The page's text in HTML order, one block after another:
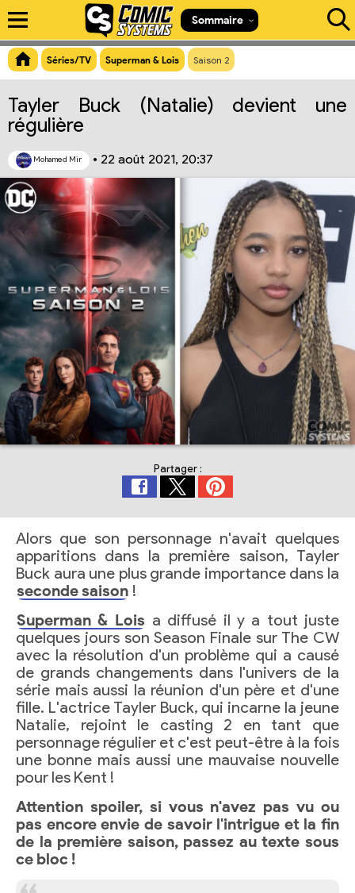
Sommaire
Séries/TV Superman & Lois Saison 2
Tayler Buck (Natalie) devient une
régulière
Mohamed Mir • 22 août 2021, 20:37
Partager :
Alors que son personnage n'avait quelques
apparitions dans la première saison, Tayler
Buck aura une plus grande importance dans la
seconde saison !
Superman & Lois a diffusé il y a tout juste
quelques jours son Season Finale sur The CW
avec la résolution d'un problème qui a causé
de grands changements dans l'univers de la
série mais aussi la réunion d'un père et d'une
fille. L'actrice Tayler Buck, qui incarne la jeune
Natalie, rejoint le casting 2 en tant que
personnage régulier et c'est peut-être à la fois
une bonne mais aussi une mauvaise nouvelle
pour les Kent !
Attention spoiler, si vous n'avez pas vu ou
pas encore envie de savoir l'intrigue et la fin
de la première saison, passez au texte sous
ce bloc !
Aperçu du lien